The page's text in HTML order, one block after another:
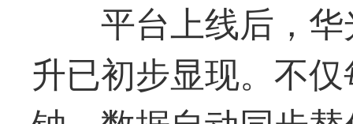
平台上线后，
升已初步显现。不